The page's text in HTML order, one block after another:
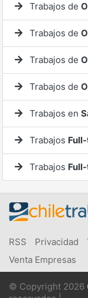
Trabajos de
Trabajos de
Trabajos de
Trabajos de
Trabajos en
Trabajos
Trabajos
RSS Privacidad
Venta Empresas
© Copyright 2026